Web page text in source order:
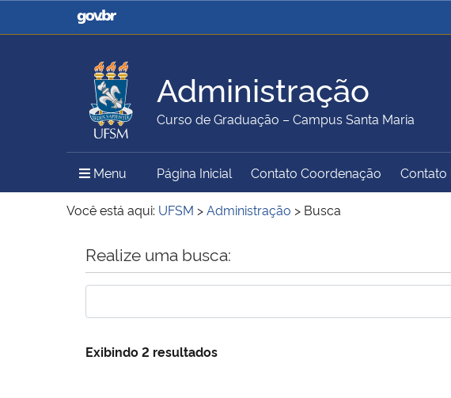
Casa Civil
Ministério da Justiça e
Ministério da
Ministério da Agricultura,
Pecuária e Abastecimento
Ministério da Educação
Ministério do Meio Ambiente Ministério do Turismo
Ministério do
Administração
Curso de Graduação – Campus Santa Maria
Menu Menu Principal do Sítio
Página Inicial Contato Coordenação Contato
Você está aqui: UFSM >Administração > Busca
Início do conteúdo
Realize uma busca:
Exibindo 2 resultados